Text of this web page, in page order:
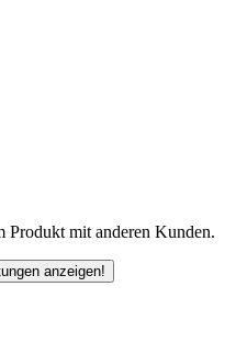
Produkt mit anderen Kunden.
anzeigen!